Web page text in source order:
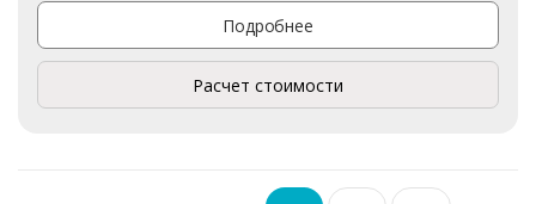
Подробнее
Расчет стоимости